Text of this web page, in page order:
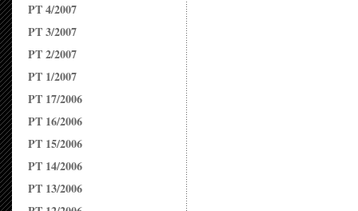
PT 4/2007
PT 3/2007
PT 2/2007
PT 1/2007
PT 17/2006
PT 16/2006
PT 15/2006
PT 14/2006
PT 13/2006